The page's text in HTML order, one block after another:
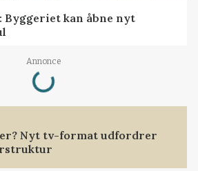
kan åbne nyt
Annonce
Loading...
Nyt tv-format udfordrer